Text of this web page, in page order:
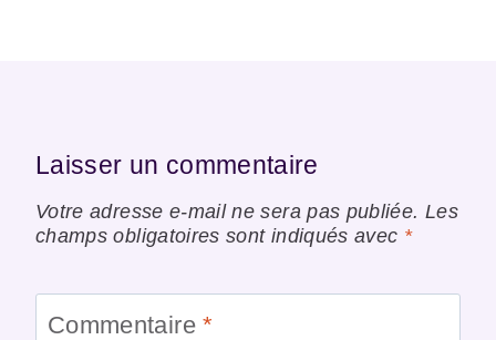
Laisser un commentaire
Votre adresse e-mail ne sera pas publiée. Les
champs obligatoires sont indiqués avec *
Commentaire*